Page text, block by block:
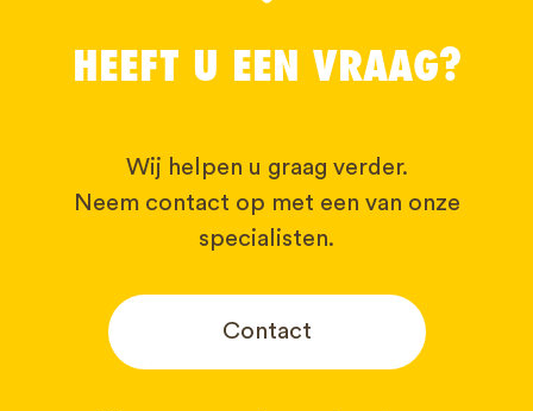
HEEFT U EEN VRAAG?
Wij helpen u graag verder.
Neem contact op met een van onze
specialisten.
Contact